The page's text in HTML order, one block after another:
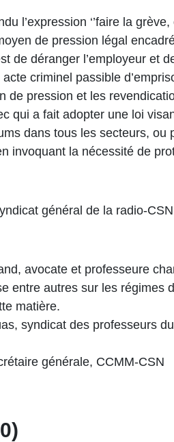
l’expression ‘’faire la
de pression légal
de déranger l’employeur et
acte criminel passible
de pression et les
qui a fait adopter une loi
dans tous les secteurs,
invoquant la nécessité de
général de la radio-CSN
avocate et professeure
entre autres sur les régimes
matière.
syndicat des professeurs
générale, CCMM-CSN